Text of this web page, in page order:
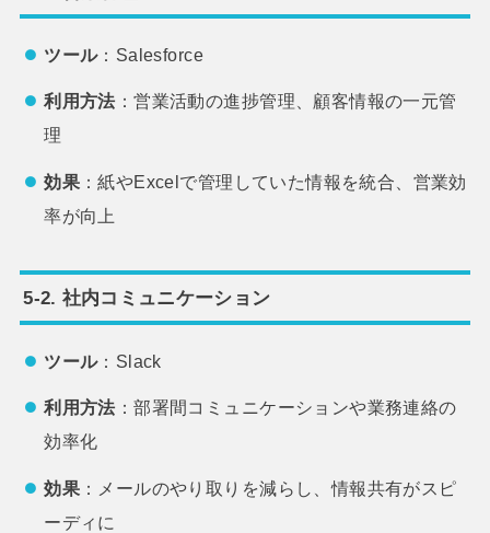
ツール：Salesforce
利用方法：営業活動の進捗管理、顧客情報の一元管
理
効果：紙やExcelで管理していた情報を統合、営業効
率が向上
5-2. 社内コミュニケーション
ツール：Slack
利用方法：部署間コミュニケーションや業務連絡の
効率化
効果：メールのやり取りを減らし、情報共有がスピ
ーディに